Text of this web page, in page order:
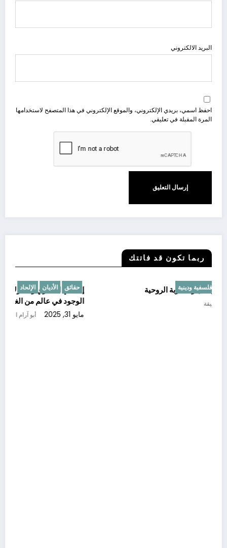
البريد الالكتروني
احفظ اسمي، بريدي الإلكتروني، والموقع الإلكتروني في هذا المتصفح لاستخدامها
المرة المقبلة في تعليقي.
ربما تكون قد فاتتك
الإلحاد القوى الخفية قضايا فلسفية ودينية
أين الله؟ رحلة في متاهة الإيمان والتجربة الروحية
مايو 24, 2025